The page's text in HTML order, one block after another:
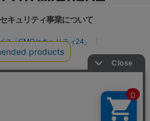
キュリティ事業について
「GMOセキュリティ24」
スク診断